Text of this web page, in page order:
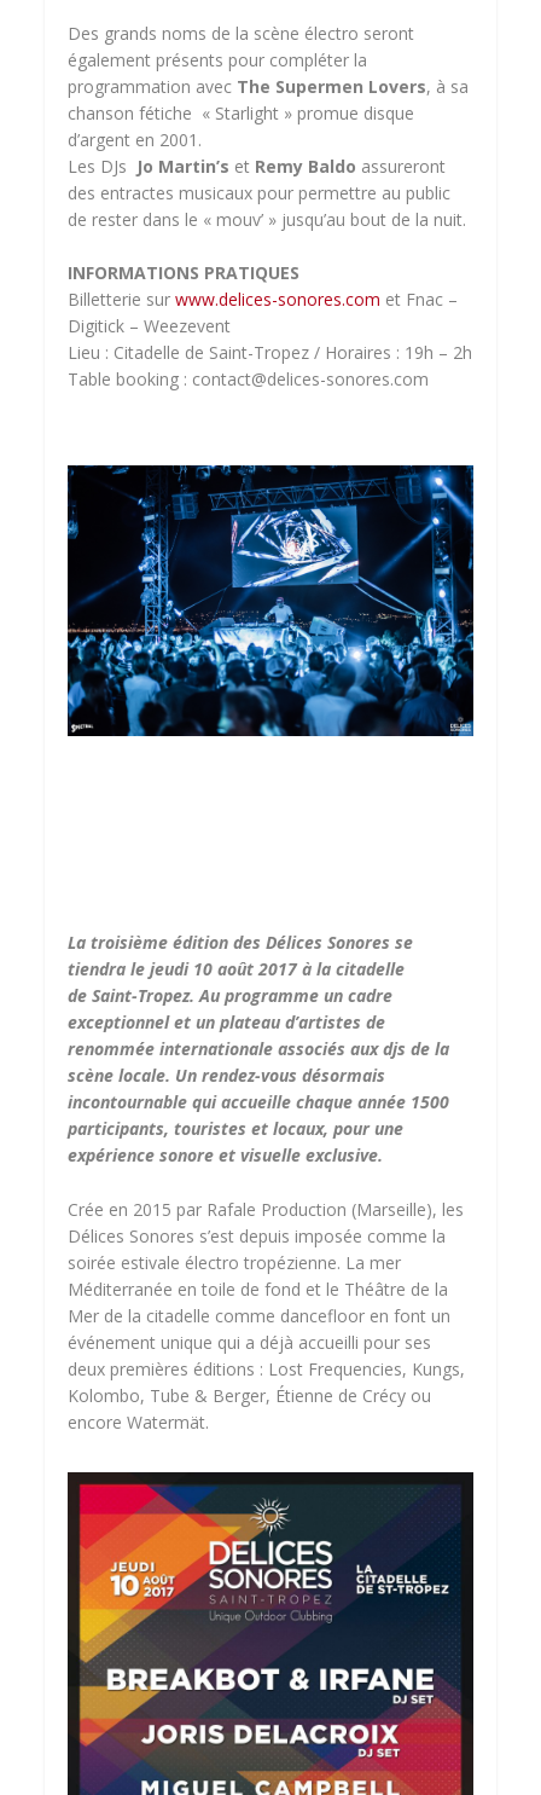
Des grands noms de la scène électro seront
également présents pour compléter la
programmation avec The Supermen Lovers, à sa
chanson fétiche « Starlight » promue disque
d’argent en 2001.
Les DJs Jo Martin’s et Remy Baldo assureront
des entractes musicaux pour permettre au public
de rester dans le « mouv’ » jusqu’au bout de la nuit.
INFORMATIONS PRATIQUES
Billetterie surwww.delices-sonores.com et Fnac –
Digitick – Weezevent
Lieu : Citadelle de Saint-Tropez / Horaires : 19h – 2h
Table booking : contact@delices-sonores.com
La troisième édition des Délices Sonores se
tiendra le jeudi 10 août 2017 à la citadelle
de Saint-Tropez. Au programme un cadre
exceptionnel et un plateau d’artistes de
renommée internationale associés aux djs de la
scène locale. Un rendez-vous désormais
incontournable qui accueille chaque année 1500
participants, touristes et locaux, pour une
expérience sonore et visuelle exclusive.
Crée en 2015 par Rafale Production (Marseille), les
Délices Sonores s’est depuis imposée comme la
soirée estivale électro tropézienne. La mer
Méditerranée en toile de fond et le Théâtre de la
Mer de la citadelle comme dancefloor en font un
événement unique qui a déjà accueilli pour ses
deux premières éditions : Lost Frequencies, Kungs,
Kolombo, Tube & Berger, Étienne de Crécy ou
encore Watermät.